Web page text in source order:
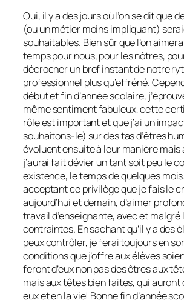
Oui, il y a des jours où l’on se dit que
(ou un métier moins impliquant)
souhaitables. Bien sûr que l’on
temps pour nous, pour les nôtres,
décrocher un bref instant de notre
professionnel plus qu’effréné.
début et fin d’année scolaire,
même sentiment fabuleux, cette
rôle est important et que j’ai un
souhaitons-le) sur des tas d’êtres
évoluent ensuite à leur manière mais
j’aurai fait dévier un tant soit peu le
existence, le temps de quelques
acceptant ce privilège que je fais le
aujourd’hui et demain, d’aimer
travail d’enseignante, avec et malgré
contraintes. En sachant qu’il y a des
peux contrôler, je ferai toujours en
conditions que j’offre aux élèves
feront d’eux non pas des êtres aux
mais aux têtes bien faites, qui
eux et en la vie! Bonne fin d’année